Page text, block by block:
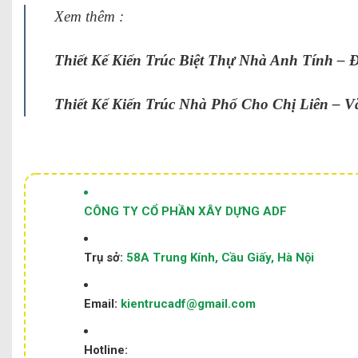
Xem thêm :
Thiết Kế Kiến Trúc Biệt Thự Nhà Anh Tính –
Thiết Kế Kiến Trúc Nhà Phố Cho Chị Liên –
CÔNG TY CỔ PHẦN XÂY DỰNG ADF
Trụ sở: 58A Trung Kính, Cầu Giấy, Hà Nội
Email: kientrucadf@gmail.com
Hotline: